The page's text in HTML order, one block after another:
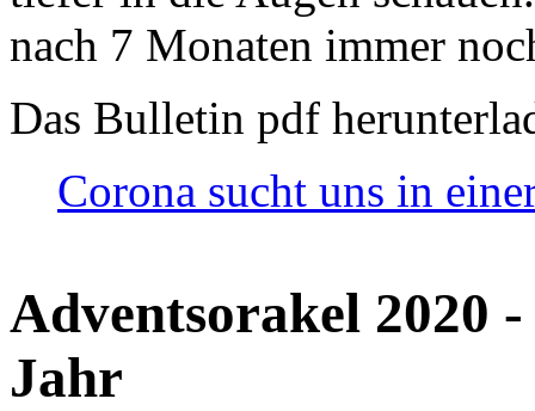
nach 7 Monaten immer
Das Bulletin pdf
Corona sucht uns in
Adventsorakel 2020
Jahr